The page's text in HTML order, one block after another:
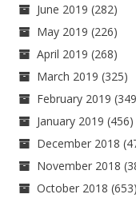
June 2019 (282)
May 2019 (226)
April 2019 (268)
March 2019 (325)
February 2019
January 2019 (456)
December 2018
November 2018
October 2018 (653)